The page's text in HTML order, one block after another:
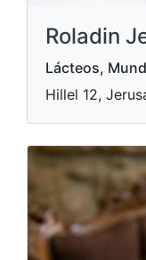
Roladin
Lácteos,
Hillel 12,